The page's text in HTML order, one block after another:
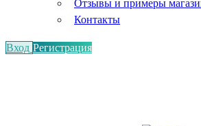
Отзывы и примеры
Контакты
Вход Регистрация